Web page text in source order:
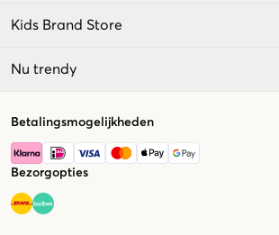
Kids Brand Store
Nu trendy
Betalingsmogelijkheden
Bezorgopties